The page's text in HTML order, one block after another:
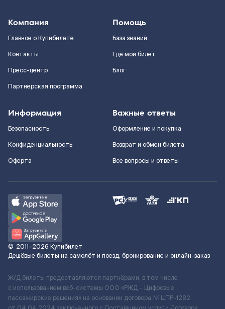
Компания
Главное о Купибилете
Контакты
Пресс-центр
Партнерская программа
Помощь
База знаний
Где мой билет
Блог
Информация
Безопасность
Конфиденциальность
Оферта
Важные ответы
Оформление и покупка
Возврат и обмен билета
Все вопросы и ответы
© 2011–2026 Купибилет
Дешёвые билеты на самолёт и поезд, бронирование и онлайн-заказ
Ж/Д билеты предоставляются партнёрами, в том числе
с использованием веб-системы ООО «РЖД – Цифровые
пассажирские решения» на основании договора № ЦПР-1282